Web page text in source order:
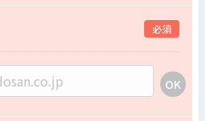
必須